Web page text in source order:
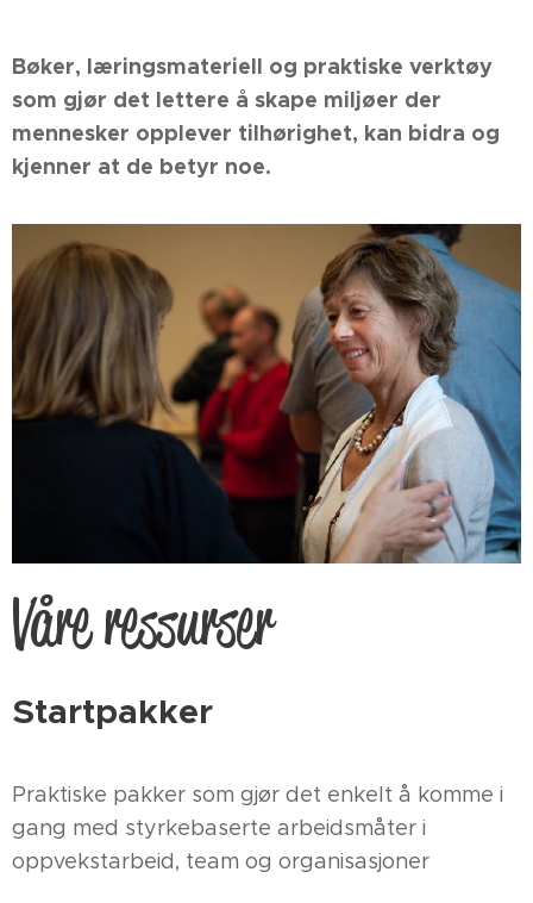
Bøker, læringsmateriell og praktiske verktøy
som gjør det lettere å skape miljøer der
mennesker opplever tilhørighet, kan bidra og
kjenner at de betyr noe.
Våre ressurser
Startpakker
Praktiske pakker som gjør det enkelt å komme i
gang med styrkebaserte arbeidsmåter i
oppvekstarbeid, team og organisasjoner